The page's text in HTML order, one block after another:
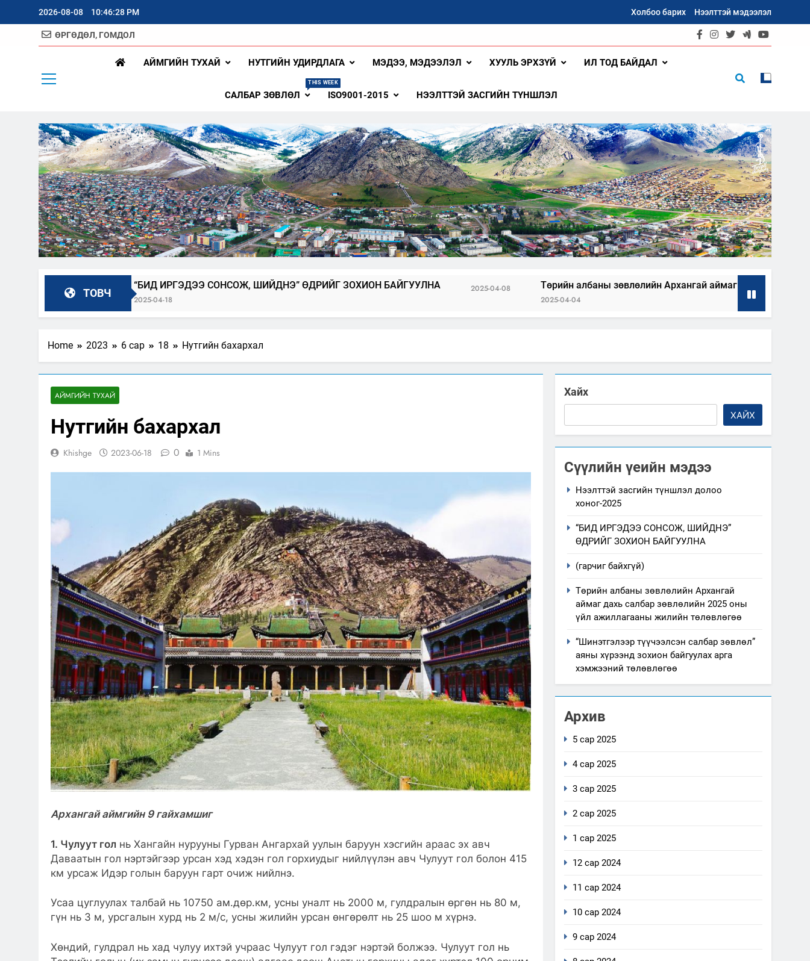
2026-08-08 10:46:29 PM Холбоо барих Нээлттэй мэдээлэл
Архангай Аймаг
ӨРГӨДӨЛ, ГОМДОЛ
АЙМГИЙН ТУХАЙ НУТГИЙН УДИРДЛАГА МЭДЭЭ, МЭДЭЭЛЭЛ ХУУЛЬ ЭРХЗҮЙ ИЛ ТОД БАЙДАЛ
САЛБАР ЗӨВЛӨЛ
THIS WEEK
ISO9001-2015 НЭЭЛТТЭЙ ЗАСГИЙН ТҮНШЛЭЛ
ТОВЧ
“БИД ИРГЭДЭЭ СОНСОЖ, ШИЙДНЭ” ӨДРИЙГ ЗОХИОН БАЙГУУЛНА
2025-04-18
2025-04-08 Төрийн албаны зөвлөлийн Архангай аймаг дахь салбар зөвлөлийн 2025
Home 2023 6 сар 18 Нутгийн бахархал
АЙМГИЙН ТУХАЙ
Нутгийн бахархал
Khishge 2023-06-18 0 1 Mins
Архангай аймгийн 9 гайхамшиг
1. Чулуут гол нь Хангайн нурууны Гурван Ангархай уулын баруун хэсгийн араас эх авч
Даваатын гол нэртэйгээр урсан хэд хэдэн гол горхиудыг нийлүүлэн авч Чулуут гол болон 415
км урсаж Идэр голын баруун гарт очиж нийлнэ.
Усаа цуглуулах талбай нь 10750 ам.дөр.км, усны уналт нь 2000 м, гулдралын өргөн нь 80 м,
гүн нь 3 м, урсгалын хурд нь 2 м/с, усны жилийн урсан өнгөрөлт нь 25 шоо м хүрнэ.
Хөндий, гулдрал нь хад чулуу ихтэй учраас Чулуут гол гэдэг нэртэй болжээ. Чулуут гол нь
Хайх
ХАЙХ
Сүүлийн үеийн мэдээ
Нээлттэй засгийн түншлэл долоо
хоног-2025
“БИД ИРГЭДЭЭ СОНСОЖ, ШИЙДНЭ”
ӨДРИЙГ ЗОХИОН БАЙГУУЛНА
(гарчиг байхгүй)
Төрийн албаны зөвлөлийн Архангай
аймаг дахь салбар зөвлөлийн 2025 оны
үйл ажиллагааны жилийн төлөвлөгөө
“Шинэтгэлээр түүчээлсэн салбар зөвлөл”
аяны хүрээнд зохион байгуулах арга
хэмжээний төлөвлөгөө
Архив
5 сар 2025
4 сар 2025
3 сар 2025
2 сар 2025
1 сар 2025
12 сар 2024
11 сар 2024
10 сар 2024
9 сар 2024